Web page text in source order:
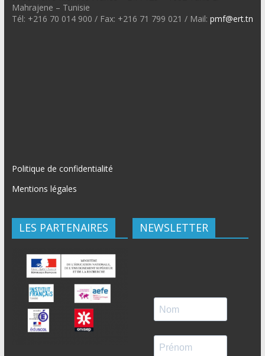
Mahrajene – Tunisie
Tél: +216 70 014 900 / Fax: +216 71 799 021 / Mail: pmf@ert.tn
Politique de confidentialité
Mentions légales
LES PARTENAIRES NEWSLETTER